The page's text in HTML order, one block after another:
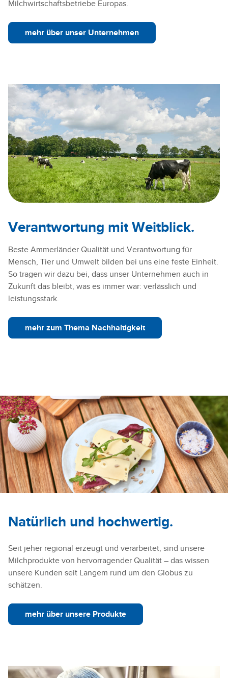
Milchwirtschaftsbetriebe Europas.
mehr über unser Unternehmen
Verantwortung mit Weitblick.
Beste Ammerländer Qualität und Verantwortung für
Mensch, Tier und Umwelt bilden bei uns eine feste Einheit.
So tragen wir dazu bei, dass unser Unternehmen auch in
Zukunft das bleibt, was es immer war: verlässlich und
leistungsstark.
mehr zum Thema Nachhaltigkeit
Natürlich und hochwertig.
Seit jeher regional erzeugt und verarbeitet, sind unsere
Milchprodukte von hervorragender Qualität – das wissen
unsere Kunden seit Langem rund um den Globus zu
schätzen.
mehr über unsere Produkte